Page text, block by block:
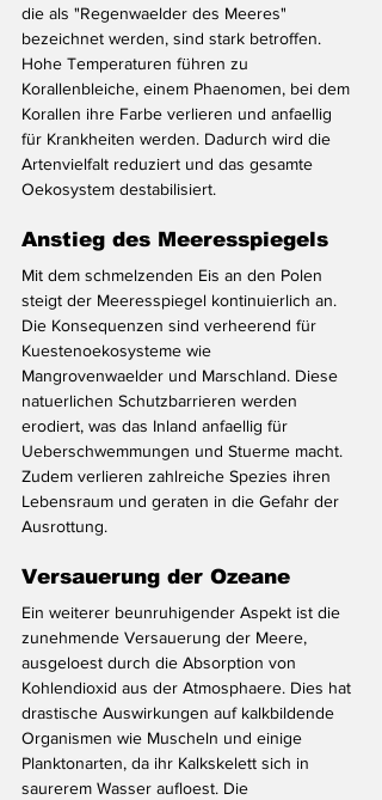
die als "Regenwaelder des Meeres"
bezeichnet werden, sind stark betroffen.
Hohe Temperaturen führen zu
Korallenbleiche, einem Phaenomen, bei dem
Korallen ihre Farbe verlieren und anfaellig
für Krankheiten werden. Dadurch wird die
Artenvielfalt reduziert und das gesamte
Oekosystem destabilisiert.
Anstieg des Meeresspiegels
Mit dem schmelzenden Eis an den Polen
steigt der Meeresspiegel kontinuierlich an.
Die Konsequenzen sind verheerend für
Kuestenoekosysteme wie
Mangrovenwaelder und Marschland. Diese
natuerlichen Schutzbarrieren werden
erodiert, was das Inland anfaellig für
Ueberschwemmungen und Stuerme macht.
Zudem verlieren zahlreiche Spezies ihren
Lebensraum und geraten in die Gefahr der
Ausrottung.
Versauerung der Ozeane
Ein weiterer beunruhigender Aspekt ist die
zunehmende Versauerung der Meere,
ausgeloest durch die Absorption von
Kohlendioxid aus der Atmosphaere. Dies hat
drastische Auswirkungen auf kalkbildende
Organismen wie Muscheln und einige
Planktonarten, da ihr Kalkskelett sich in
saurerem Wasser aufloest. Die